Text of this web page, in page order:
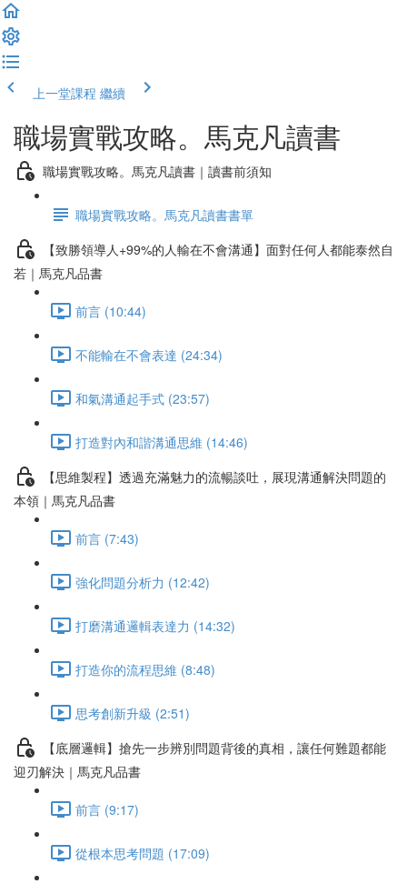
上一堂課程 繼續
職場實戰攻略。馬克凡讀書
職場實戰攻略。馬克凡讀書｜讀書前須知
職場實戰攻略。馬克凡讀書書單
【致勝領導人+99%的人輸在不會溝通】面對任何人都能泰然自
若｜馬克凡品書
前言 (10:44)
不能輸在不會表達 (24:34)
和氣溝通起手式 (23:57)
打造對內和諧溝通思維 (14:46)
【思維製程】透過充滿魅力的流暢談吐，展現溝通解決問題的
本領｜馬克凡品書
前言 (7:43)
強化問題分析力 (12:42)
打磨溝通邏輯表達力 (14:32)
打造你的流程思維 (8:48)
思考創新升級 (2:51)
【底層邏輯】搶先一步辨別問題背後的真相，讓任何難題都能
迎刃解決｜馬克凡品書
前言 (9:17)
從根本思考問題 (17:09)